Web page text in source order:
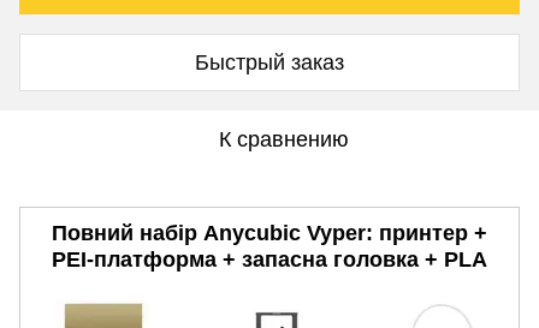
Быстрый заказ
К сравнению
Повний набір Anycubic Vyper: принтер +
PEI-платформа + запасна головка + PLA